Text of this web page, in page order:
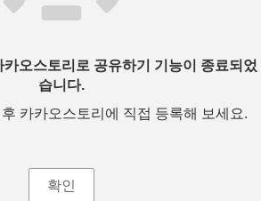
오스토리로 공유하기 기능이 종료되었
습니다.
카카오스토리에 직접 등록해 보세요.
확인